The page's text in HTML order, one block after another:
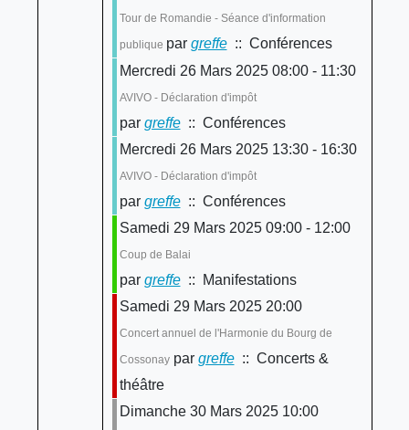
Tour de Romandie - Séance d'information
publique par greffe:: Conférences
Mercredi 26 Mars 2025 08:00 - 11:30
AVIVO - Déclaration d'impôt
par greffe:: Conférences
Mercredi 26 Mars 2025 13:30 - 16:30
AVIVO - Déclaration d'impôt
par greffe:: Conférences
Samedi 29 Mars 2025 09:00 - 12:00
Coup de Balai
par greffe:: Manifestations
Samedi 29 Mars 2025 20:00
Concert annuel de l'Harmonie du Bourg de
Cossonaypar greffe:: Concerts &
théâtre
Dimanche 30 Mars 2025 10:00